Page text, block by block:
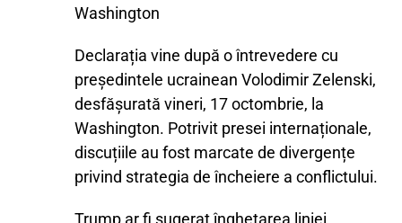
Washington
Declarația vine după o întrevedere cu
președintele ucrainean Volodimir Zelenski,
desfășurată vineri, 17 octombrie, la
Washington. Potrivit presei internaționale,
discuțiile au fost marcate de divergențe
privind strategia de încheiere a conflictului.